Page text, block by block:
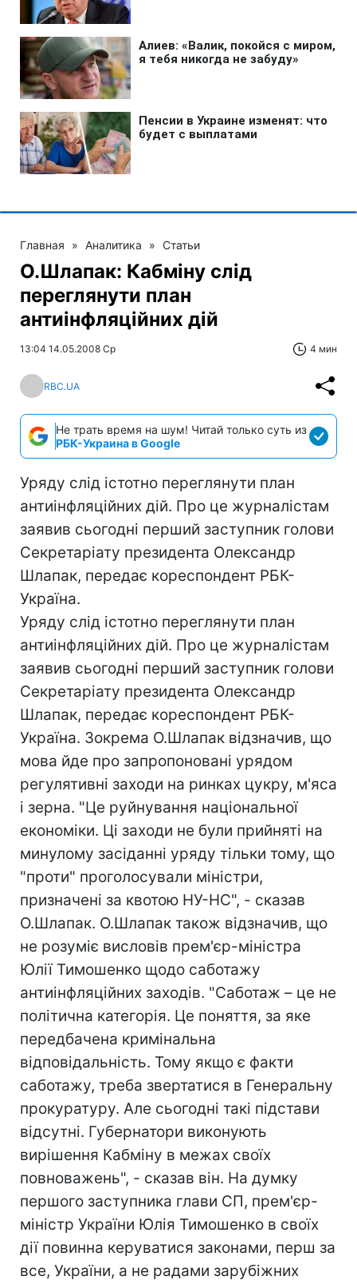
Главная » Аналитика » Статьи
О.Шлапак: Кабміну слід
переглянути план
антиінфляційних дій
13:04 14.05.2008 Ср 4 мин
RBC.UA
Не трать время на шум! Читай только суть из
РБК-Украина в Google
Уряду слід істотно переглянути план
антиінфляційних дій. Про це журналістам
заявив сьогодні перший заступник голови
Секретаріату президента Олександр
Шлапак, передає кореспондент РБК-
Україна.
Уряду слід істотно переглянути план
антиінфляційних дій. Про це журналістам
заявив сьогодні перший заступник голови
Секретаріату президента Олександр
Шлапак, передає кореспондент РБК-
Україна. Зокрема О.Шлапак відзначив, що
мова йде про запропоновані урядом
регулятивні заходи на ринках цукру, м'яса
і зерна. "Це руйнування національної
економіки. Ці заходи не були прийняті на
минулому засіданні уряду тільки тому, що
"проти" проголосували міністри,
призначені за квотою НУ-НС", - сказав
О.Шлапак. О.Шлапак також відзначив, що
не розуміє висловів прем'єр-міністра
Юлії Тимошенко щодо саботажу
антиінфляційних заходів. "Саботаж – це не
політична категорія. Це поняття, за яке
передбачена кримінальна
відповідальність. Тому якщо є факти
саботажу, треба звертатися в Генеральну
прокуратуру. Але сьогодні такі підстави
відсутні. Губернатори виконують
вирішення Кабміну в межах своїх
повноважень", - сказав він. На думку
першого заступника глави СП, прем'єр-
міністр України Юлія Тимошенко в своїх
дії повинна керуватися законами, перш за
все, України, а не радами зарубіжних